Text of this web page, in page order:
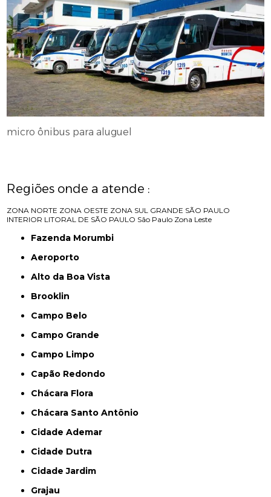
micro ônibus para aluguel
Regiões onde a atende :
ZONA NORTE ZONA OESTE ZONA SUL GRANDE SÃO PAULO
INTERIOR LITORAL DE SÃO PAULO São Paulo Zona Leste
Fazenda Morumbi
Aeroporto
Alto da Boa Vista
Brooklin
Campo Belo
Campo Grande
Campo Limpo
Capão Redondo
Chácara Flora
Chácara Santo Antônio
Cidade Ademar
Cidade Dutra
Cidade Jardim
Grajau